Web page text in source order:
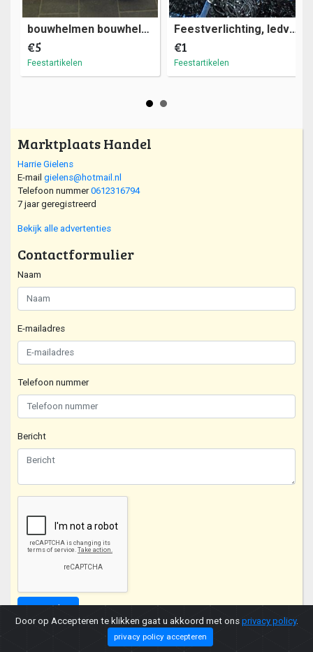
bouwhelmen bouwhelm (a18)1
€5
Feestartikelen
Feestverlichting, ledverlichting, 1 euro per meter (a14)35
€1
Feestartikelen
Marktplaats Handel
Harrie Gielens
E-mail gielens@hotmail.nl
Telefoon nummer0612316794
7 jaar geregistreerd
Bekijk alle advertenties
Contactformulier
Naam
E-mailadres
Telefoon nummer
Bericht
Verzenden
Copyright © 2026 |Privacy Policy
Door op Accepteren te klikken gaat u akkoord met ons privacy policy.
privacy policy accepteren